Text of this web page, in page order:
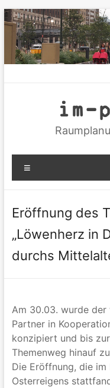
Zum
Inhalt
springen
im-
Eröffnung des
„Löwenherz in
durchs
Am 30.03. wurde
Partner in
konzipiert und bis
Themenweg hinauf
Die Eröffnung, die im
Osterreigens